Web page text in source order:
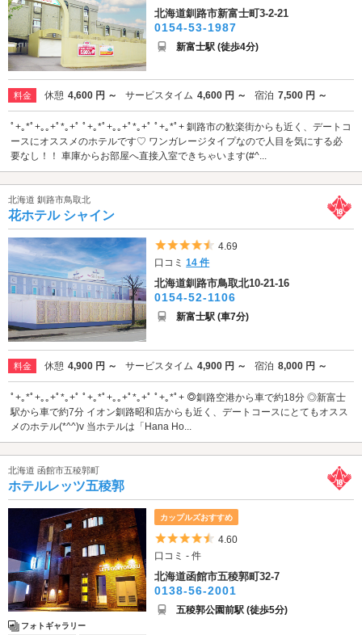
北海道釧路市新富士町3-2-21
0154-53-1987
新富士駅 (徒歩4分)
料金 休憩 4,600 円 ～ サービスタイム 4,600 円 ～ 宿泊 7,500 円 ～
ﾟ+｡*ﾟ+｡｡+ﾟ*｡+ﾟ ﾟ+｡*ﾟ+｡｡+ﾟ*｡+ﾟ ﾟ+｡*ﾟ+ 釧路市の歓楽街からも近く、デートコ
ースにオススメのホテルです♡ ワンガレージタイプなので人目を気にする必
要なし！！ 車庫からお部屋へ直接入室できちゃいます(#^...
北海道 釧路市鳥取北
花ホテル シャイン
5つ星のうち4.5
4.69
口コミ14 件
北海道釧路市鳥取北10-21-16
0154-52-1106
新富士駅 (車7分)
料金 休憩 4,900 円 ～ サービスタイム 4,900 円 ～ 宿泊 8,000 円 ～
ﾟ+｡*ﾟ+｡｡+ﾟ*｡+ﾟ ﾟ+｡*ﾟ+｡｡+ﾟ*｡+ﾟ ﾟ+｡*ﾟ+ ◎釧路空港から車で約18分 ◎新富士
駅から車で約7分 イオン釧路昭和店からも近く、デートコースにとてもオスス
メのホテル(*^^)v 当ホテルは「Hana Ho...
北海道 函館市五稜郭町
ホテルレッツ五稜郭
フォトギャラリー
カップルズおすすめ
5つ星のうち4.5
4.60
口コミ - 件
北海道函館市五稜郭町32-7
0138-56-2001
五稜郭公園前駅 (徒歩5分)